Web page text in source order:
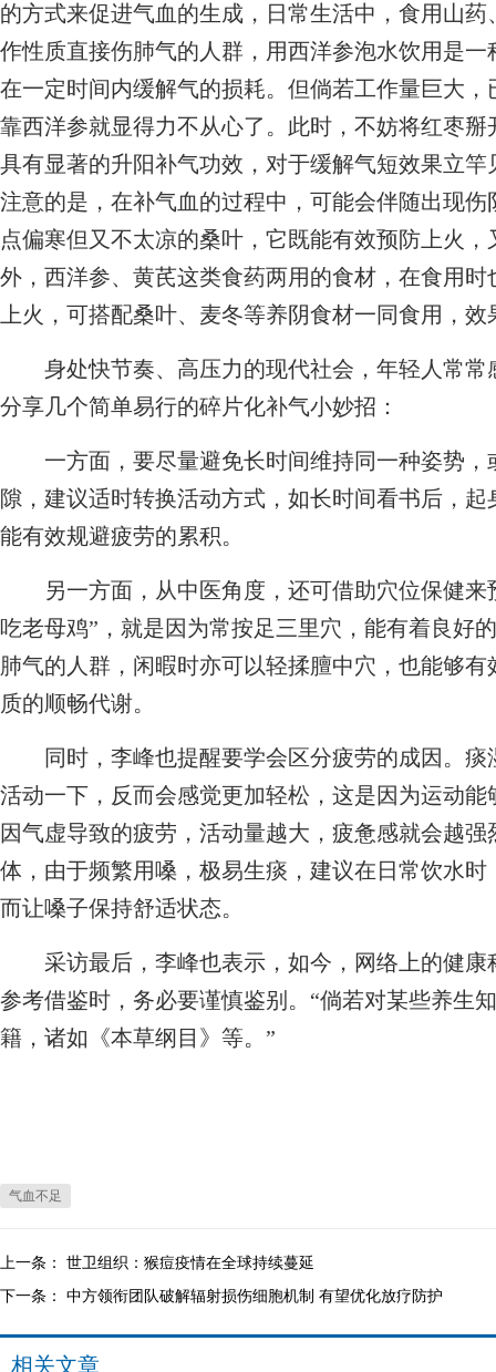
的方式来促进气血的生成，日常生活中，食用山
作性质直接伤肺气的人群，用西洋参泡水饮用是
在一定时间内缓解气的损耗。但倘若工作量巨大
靠西洋参就显得力不从心了。此时，不妨将红枣
具有显著的升阳补气功效，对于缓解气短效果立
注意的是，在补气血的过程中，可能会伴随出现
点偏寒但又不太凉的桑叶，它既能有效预防上火
外，西洋参、黄芪这类食药两用的食材，在食用
上火，可搭配桑叶、麦冬等养阴食材一同食用，效
身处快节奏、高压力的现代社会，年轻人常常
分享几个简单易行的碎片化补气小妙招：
一方面，要尽量避免长时间维持同一种姿势，
隙，建议适时转换活动方式，如长时间看书后，
能有效规避疲劳的累积。
另一方面，从中医角度，还可借助穴位保健来
吃老母鸡”，就是因为常按足三里穴，能有着良好
肺气的人群，闲暇时亦可以轻揉膻中穴，也能够
质的顺畅代谢。
同时，李峰也提醒要学会区分疲劳的成因。痰
活动一下，反而会感觉更加轻松，这是因为运动
因气虚导致的疲劳，活动量越大，疲惫感就会越
体，由于频繁用嗓，极易生痰，建议在日常饮水
而让嗓子保持舒适状态。
采访最后，李峰也表示，如今，网络上的健康
参考借鉴时，务必要谨慎鉴别。“倘若对某些养生
籍，诸如《本草纲目》等。”
气血不足
上一条： 世卫组织：猴痘疫情在全球持续蔓延
下一条： 中方领衔团队破解辐射损伤细胞机制 有望优化放疗防护
相关文章